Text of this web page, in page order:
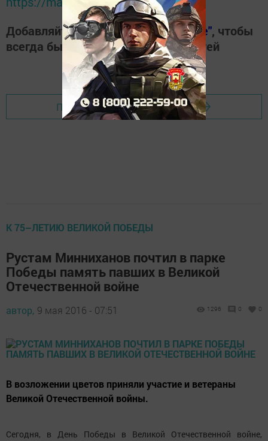
Добавляйте наш сайт в"Избранные", чтобы
всегда быть в курсе свежих новостей
Перейти на страницу новости
К 75–ЛЕТИЮ ВЕЛИКОЙ ПОБЕДЫ
Рустам Минниханов почтил в парке
Победы память павших в Великой
Отечественной войне
автор, 9 мая 2016 - 07:51 1296 0 0
В возложении цветов приняли участие и ветераны
Великой Отечественной войны.
Сегодня, в День Победы в Великой Отечественной войне,